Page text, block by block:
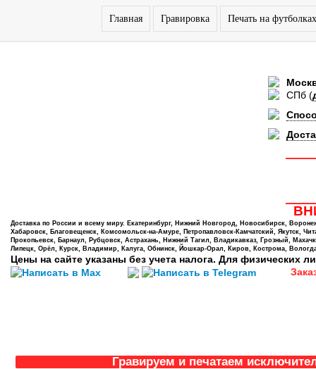
Главная Гравировка Печать на футболках
СПб (
Доставка по России и всему миру. Екатеринбург, Нижний Новгород, Новосибирск,
Хабаровск, Благовещенск, Комсомольск-на-Амуре, Петропавловск-Камчатский, Якутск,
Прокопьевск, Барнаул, Рубцовск, Астрахань, Нижний Тагил, Владикавказ, Грозный,
Липецк, Орёл, Курск, Владимир, Калуга, Обнинск, Йошкар-Орал, Киров, Кострома,
Цены на сайте указаны без учета налога. Для физических
Гравируем и печатаем